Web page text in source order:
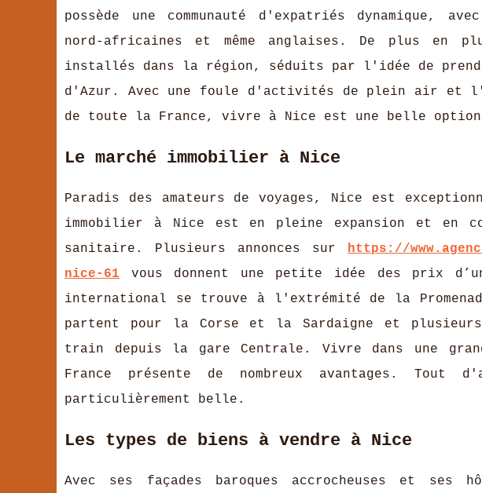
possède une communauté d'expatriés dynamique,
nord-africaines et même anglaises. De plus en
installés dans la région, séduits par l'idée de
d'Azur. Avec une foule d'activités de plein air et
de toute la France, vivre à Nice est une belle
Le marché immobilier à Nice
Paradis des amateurs de voyages, Nice est
immobilier à Nice est en pleine expansion et en
sanitaire. Plusieurs annonces sur https://
nice-61 vous donnent une petite idée des prix
international se trouve à l'extrémité de la
partent pour la Corse et la Sardaigne et
train depuis la gare Centrale. Vivre dans une
France présente de nombreux avantages. Tout
particulièrement belle.
Les types de biens à vendre à Nice
Avec ses façades baroques accrocheuses et ses